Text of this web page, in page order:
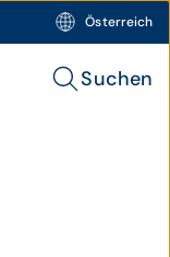
Österreich
Suchen